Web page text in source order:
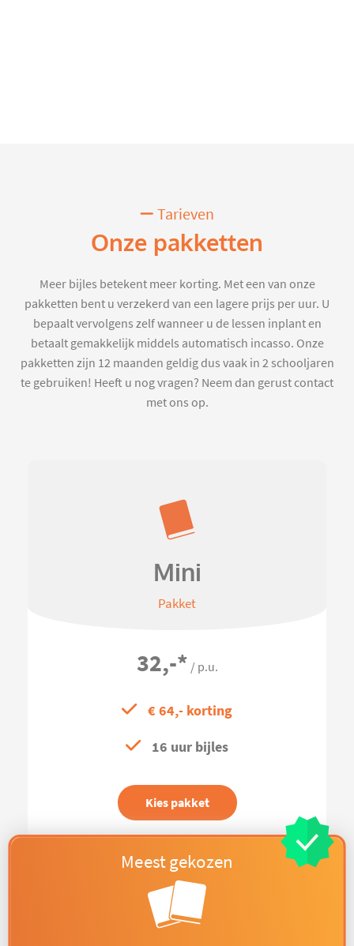
Tarieven
Onze pakketten
Meer bijles betekent meer korting. Met een van onze
pakketten bent u verzekerd van een lagere prijs per uur. U
bepaalt vervolgens zelf wanneer u de lessen inplant en
betaalt gemakkelijk middels automatisch incasso. Onze
pakketten zijn 12 maanden geldig dus vaak in 2 schooljaren
te gebruiken! Heeft u nog vragen? Neem dan gerust contact
met ons op.
Mini
Pakket
32,-* / p.u.
€ 64,- korting
16 uur bijles
Kies pakket